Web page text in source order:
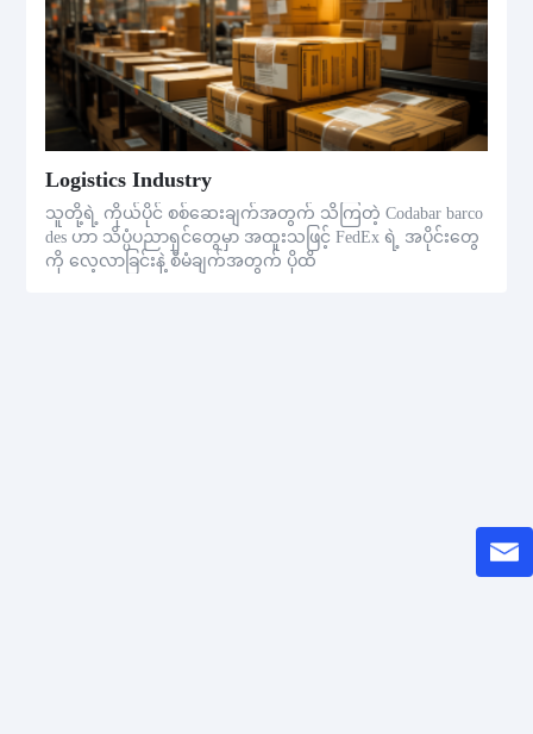
Logistics Industry
သူတို့ရဲ့ ကိုယ်ပိုင် စစ်ဆေးချက်အတွက် သိကြတဲ့ Codabar barco
des ဟာ သိပ္ပံပညာရှင်တွေမှာ အထူးသဖြင့် FedEx ရဲ့ အပိုင်းတွေ
ကို လေ့လာခြင်းနဲ့ စီမံချက်အတွက် ပိုထိ